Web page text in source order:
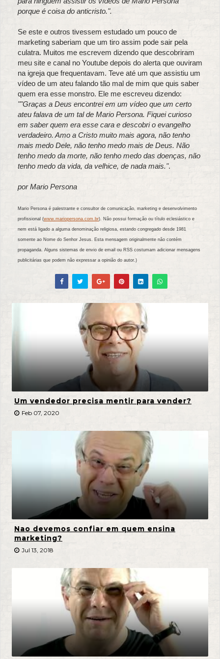
porque é coisa do anticristo.".
Se este e outros tivessem estudado um pouco de
marketing saberiam que um tiro assim pode sair pela
culatra. Muitos me escrevem dizendo que descobriram
meu site e canal no Youtube depois do alerta que ouviram
na igreja que frequentavam. Teve até um que assistiu um
vídeo de um ateu falando tão mal de mim que quis saber
quem era esse monstro. Ele me escreveu dizendo:
""Graças a Deus encontrei em um vídeo que um certo
ateu falava de um tal de Mario Persona. Fiquei curioso
em saber quem era esse cara e descobri o evangelho
verdadeiro. Amo a Cristo muito mais agora, não tenho
mais medo Dele, não tenho medo mais de Deus. Não
tenho medo da morte, não tenho medo das doenças, não
tenho medo da vida, da velhice, de nada mais.".
por Mario Persona
Mario Persona é palestrante e consultor de comunicação, marketing e desenvolvimento
profissional (www.mariopersona.com.br). Não possui formação ou título eclesiástico e
nem está ligado a alguma denominação religiosa, estando congregado desde 1981
somente ao Nome do Senhor Jesus. Esta mensagem originalmente não contém
propaganda. Alguns sistemas de envio de email ou RSS costumam adicionar mensagens
publicitárias que podem não expressar a opinião do autor.)
Um vendedor precisa mentir para vender?
Feb 07, 2020
Nao devemos confiar em quem ensina
marketing?
Jul 13, 2018